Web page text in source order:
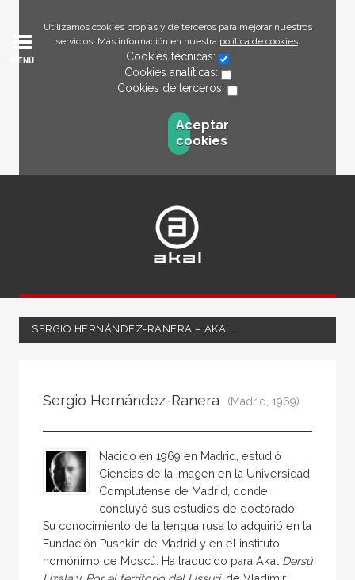
Utilizamos cookies propias y de terceros para mejorar nuestros
servicios. Más información en nuestra política de cookies.
Cookies técnicas:
Cookies analíticas:
Cookies de terceros:
Aceptar
cookies
MENÚ
SERGIO HERNÁNDEZ-RANERA – AKAL
Coordinador
Editor
Editora
Escritor
Escritora
Sergio Hernández-Ranera (Madrid, 1969)
Nacido en 1969 en Madrid, estudió
Ciencias de la Imagen en la Universidad
Complutense de Madrid, donde
concluyó sus estudios de doctorado.
Su conocimiento de la lengua rusa lo adquirió en la
Fundación Pushkin de Madrid y en el instituto
homónimo de Moscú. Ha traducido para Akal Dersú